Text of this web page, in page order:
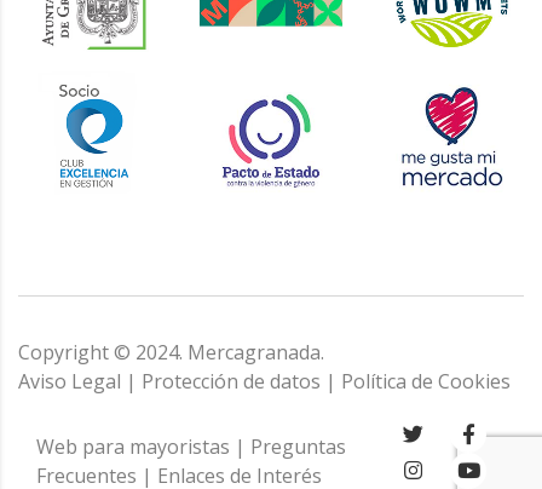
Copyright © 2024. Mercagranada.
Aviso Legal | Protección de datos | Política de Cookies
Web para mayoristas | Preguntas
Frecuentes | Enlaces de Interés